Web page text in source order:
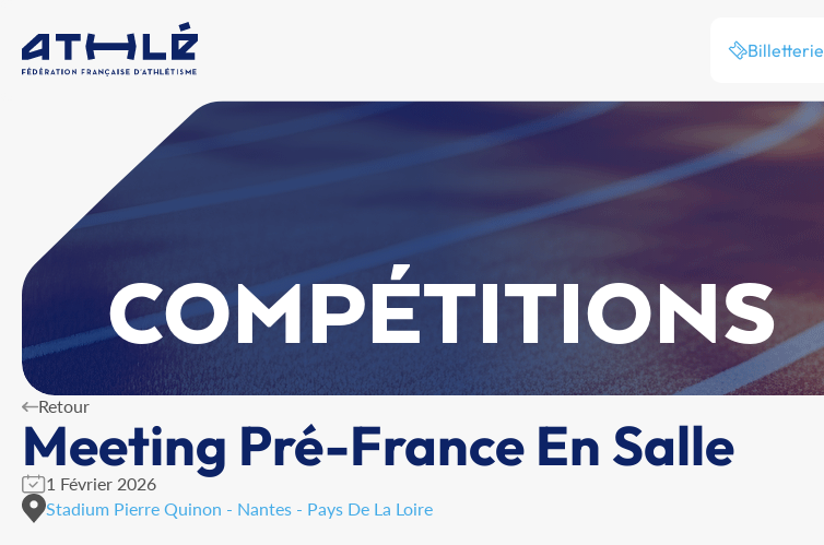
Billetterie
COMPÉTITIONS
Retour
Meeting Pré-France En Salle
1 Février 2026
Stadium Pierre Quinon - Nantes - Pays De La Loire